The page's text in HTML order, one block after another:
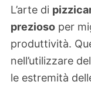
L’arte di
prezioso per
produttività.
nell’utilizzare
le estremità